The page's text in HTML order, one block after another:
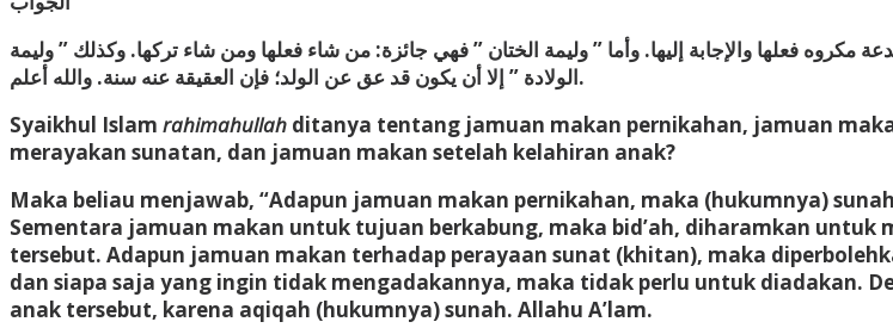
مكروه فعلها والإجابة إليها. وأما ” وليمة الختان ” فهي جائزة: من شاء فعلها ومن شاء تركها. وكذلك ” وليمة
الولادة ” إلا أن يكون قد عق عن الولد؛ فإن العقيقة عنه سنة. والله أعلم.
Syaikhul Islam rahimahullah ditanya tentang jamuan makan pernikahan, jamuan
merayakan sunatan, dan jamuan makan setelah kelahiran anak?
Maka beliau menjawab, “Adapun jamuan makan pernikahan, maka (hukumnya)
Sementara jamuan makan untuk tujuan berkabung, maka bid’ah, diharamkan
tersebut. Adapun jamuan makan terhadap perayaan sunat (khitan), maka
dan siapa saja yang ingin tidak mengadakannya, maka tidak perlu untuk diadakan.
anak tersebut, karena aqiqah (hukumnya) sunah. Allahu A’lam.